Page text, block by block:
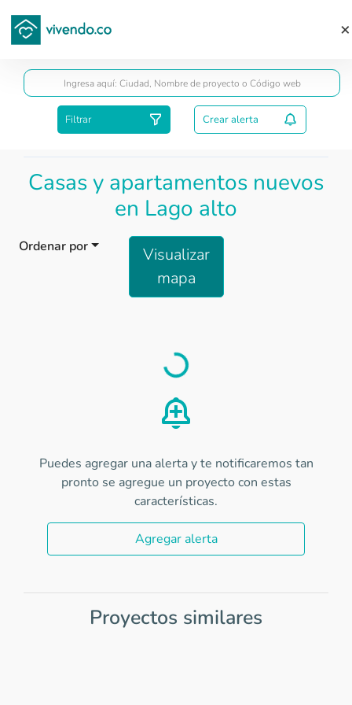
Filtrar Crear alerta
Casas y apartamentos nuevos
en Lago alto
Ordenar por
Visualizar
mapa
Load
Puedes agregar una alerta y te notificaremos tan
pronto se agregue un proyecto con estas
características.
Agregar alerta
Proyectos similares